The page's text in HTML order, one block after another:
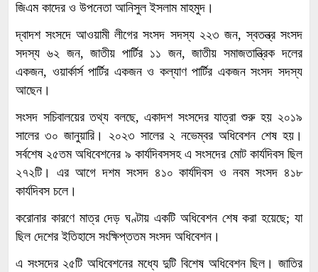
জিএম কাদের ও উপনেতা আনিসুল ইসলাম মাহমুদ।
দ্বাদশ সংসদে আওয়ামী লীগের সংসদ সদস্য ২২৩ জন, স্বতন্ত্র সংসদ
সদস্য ৬২ জন, জাতীয় পার্টির ১১ জন, জাতীয় সমাজতান্ত্রিক দলের
একজন, ওয়ার্কার্স পার্টির একজন ও কল্যাণ পার্টির একজন সংসদ সদস্য
আছেন।
সংসদ সচিবালয়ের তথ্য বলছে, একাদশ সংসদের যাত্রা শুরু হয় ২০১৯
সালের ৩০ জানুয়ারি। ২০২৩ সালের ২ নভেম্বর অধিবেশন শেষ হয়।
সর্বশেষ ২৫তম অধিবেশনের ৯ কার্যদিবসসহ এ সংসদের মোট কার্যদিবস ছিল
২৭২টি। এর আগে দশম সংসদ ৪১০ কার্যদিবস ও নবম সংসদ ৪১৮
কার্যদিবস চলে।
করোনার কারণে মাত্র দেড় ঘণ্টায় একটি অধিবেশন শেষ করা হয়েছে; যা
ছিল দেশের ইতিহাসে সংক্ষিপ্ততম সংসদ অধিবেশন।
এ সংসদের ২৫টি অধিবেশনের মধ্যে দুটি বিশেষ অধিবেশন ছিল। জাতির